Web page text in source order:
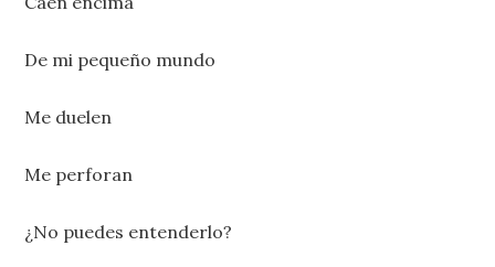
De mi pequeño mundo
Me duelen
Me perforan
¿No puedes entenderlo?